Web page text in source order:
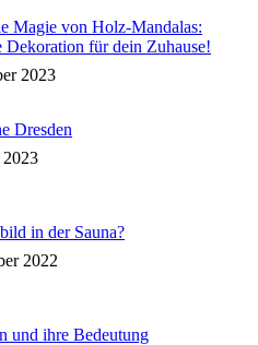
Magie von Holz-Mandalas:
Dekoration für dein Zuhause!
2023
Dresden
2023
in der Sauna?
2022
und ihre Bedeutung